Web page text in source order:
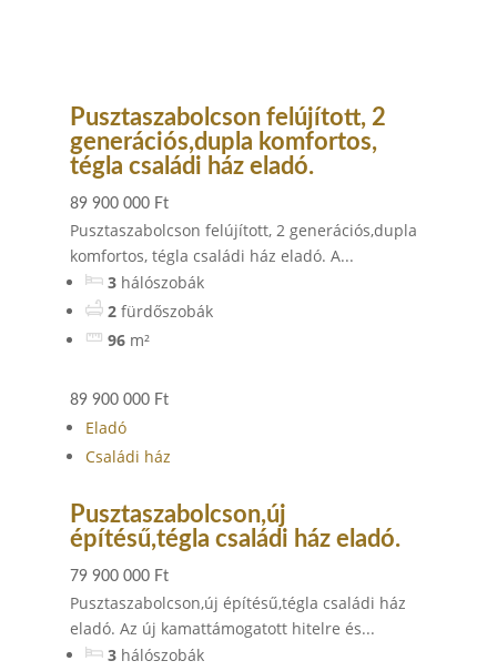
Pusztaszabolcson felújított, 2
generációs,dupla komfortos,
tégla családi ház eladó.
89 900 000 Ft
Pusztaszabolcson felújított, 2 generációs,dupla
komfortos, tégla családi ház eladó. A...
3 hálószobák
2 fürdőszobák
96 m²
89 900 000 Ft
Eladó
Családi ház
Pusztaszabolcson,új
építésű,tégla családi ház eladó.
79 900 000 Ft
Pusztaszabolcson,új építésű,tégla családi ház
eladó. Az új kamattámogatott hitelre és...
3 hálószobák